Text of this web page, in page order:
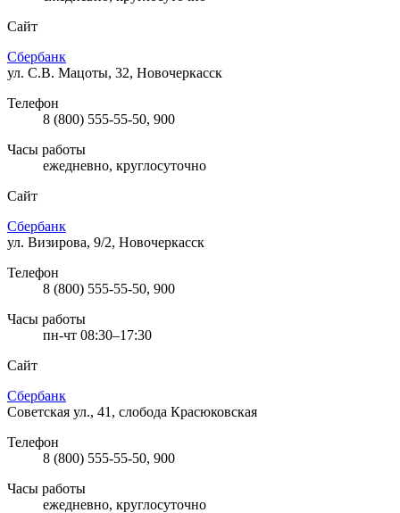
Сайт
Сбербанк
ул. С.В. Мацоты, 32, Новочеркасск
Телефон
8 (800) 555-55-50, 900
Часы работы
ежедневно, круглосуточно
Сайт
Сбербанк
ул. Визирова, 9/2, Новочеркасск
Телефон
8 (800) 555-55-50, 900
Часы работы
пн-чт 08:30–17:30
Сайт
Сбербанк
Советская ул., 41, слобода Красюковская
Телефон
8 (800) 555-55-50, 900
Часы работы
ежедневно, круглосуточно